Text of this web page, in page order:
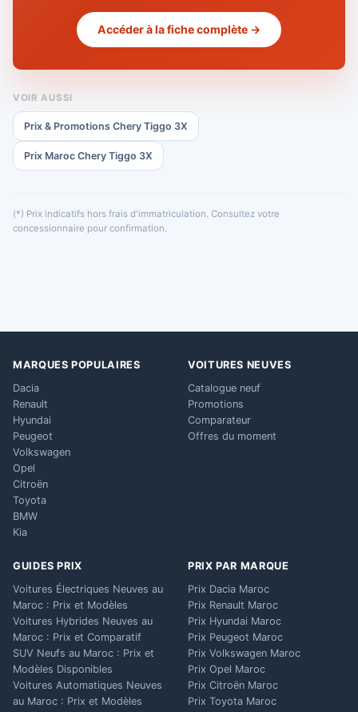
Accéder à la fiche complète →
VOIR AUSSI
Prix & Promotions Chery Tiggo 3X
Prix Maroc Chery Tiggo 3X
(*) Prix indicatifs hors frais d'immatriculation. Consultez votre
concessionnaire pour confirmation.
MARQUES POPULAIRES
Dacia
Renault
Hyundai
Peugeot
Volkswagen
Opel
Citroën
Toyota
BMW
Kia
VOITURES NEUVES
Catalogue neuf
Promotions
Comparateur
Offres du moment
GUIDES PRIX
Voitures Électriques Neuves au
Maroc : Prix et Modèles
Voitures Hybrides Neuves au
Maroc : Prix et Comparatif
SUV Neufs au Maroc : Prix et
Modèles Disponibles
Voitures Automatiques Neuves
au Maroc : Prix et Modèles
PRIX PAR MARQUE
Prix Dacia Maroc
Prix Renault Maroc
Prix Hyundai Maroc
Prix Peugeot Maroc
Prix Volkswagen Maroc
Prix Opel Maroc
Prix Citroën Maroc
Prix Toyota Maroc